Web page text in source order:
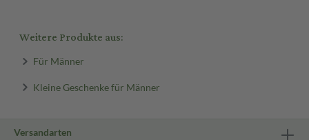
Weitere Produkte aus:
Für Männer
Kleine Geschenke für Männer
Versandarten